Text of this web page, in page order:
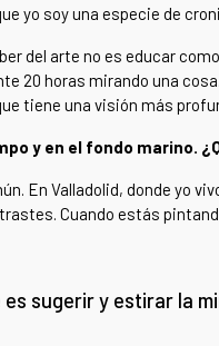
yo soy una especie de
del arte no es educar
20 horas mirando una
tiene una visión más
y en el fondo marino.
En Valladolid, donde yo
Cuando estás
sugerir y estirar la